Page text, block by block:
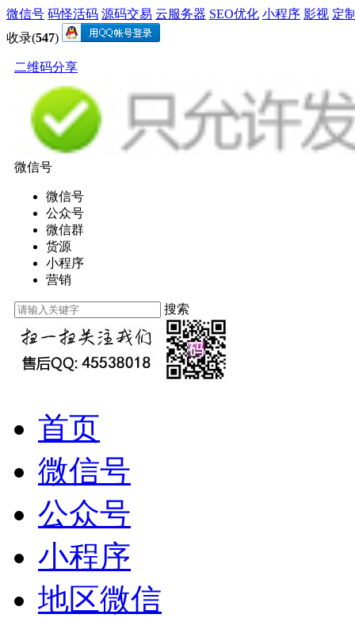
微信号 码怪活码 源码交易 云服务器 SEO优化 小程序 影视 定
收录(547)
二维码分享
微信号
微信号
公众号
微信群
货源
小程序
营销
搜索
首页
微信号
公众号
小程序
地区微信